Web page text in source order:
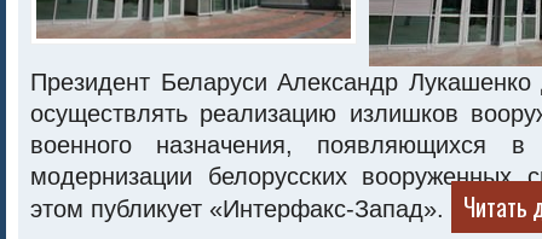
Президент Беларуси Александр
осуществлять реализацию излишков
военного назначения, появляющихся
модернизации белорусских вооруженных
этом публикует «Интерфакс-Запад».
Читать